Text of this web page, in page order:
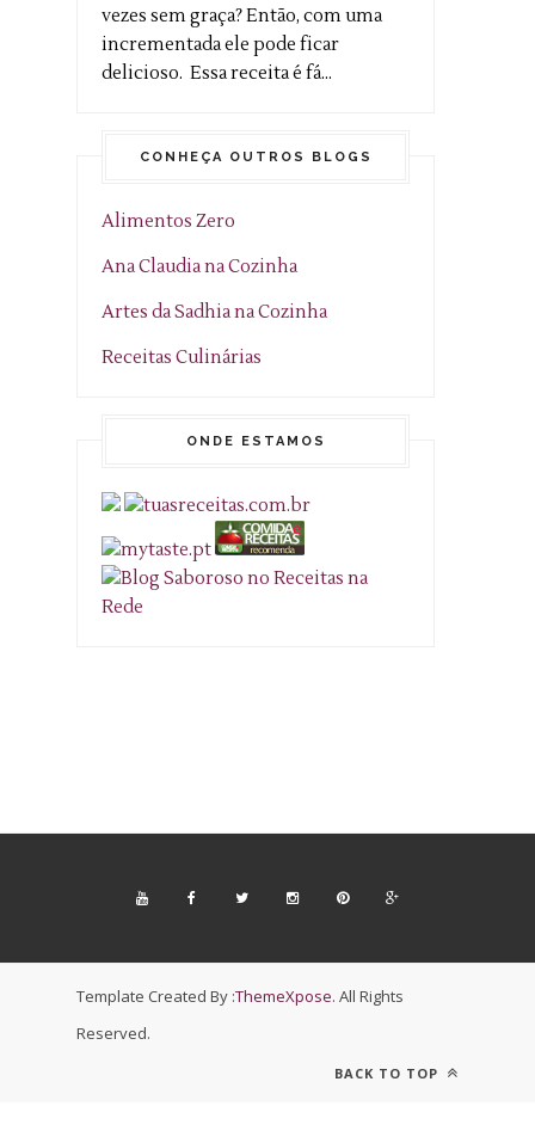
vezes sem graça? Então, com uma
incrementada ele pode ficar
delicioso. Essa receita é fá...
CONHEÇA OUTROS BLOGS
Alimentos Zero
Ana Claudia na Cozinha
Artes da Sadhia na Cozinha
Receitas Culinárias
ONDE ESTAMOS
Template Created By :ThemeXpose. All Rights
Reserved.
BACK TO TOP